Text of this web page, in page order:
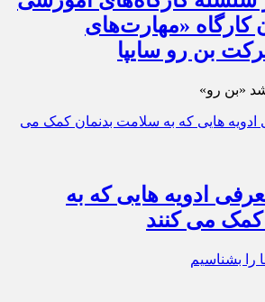
کارگاه «مهارت‌های
بن رو سایپا
«بن رو»
ادویه هایی که به
می کنند